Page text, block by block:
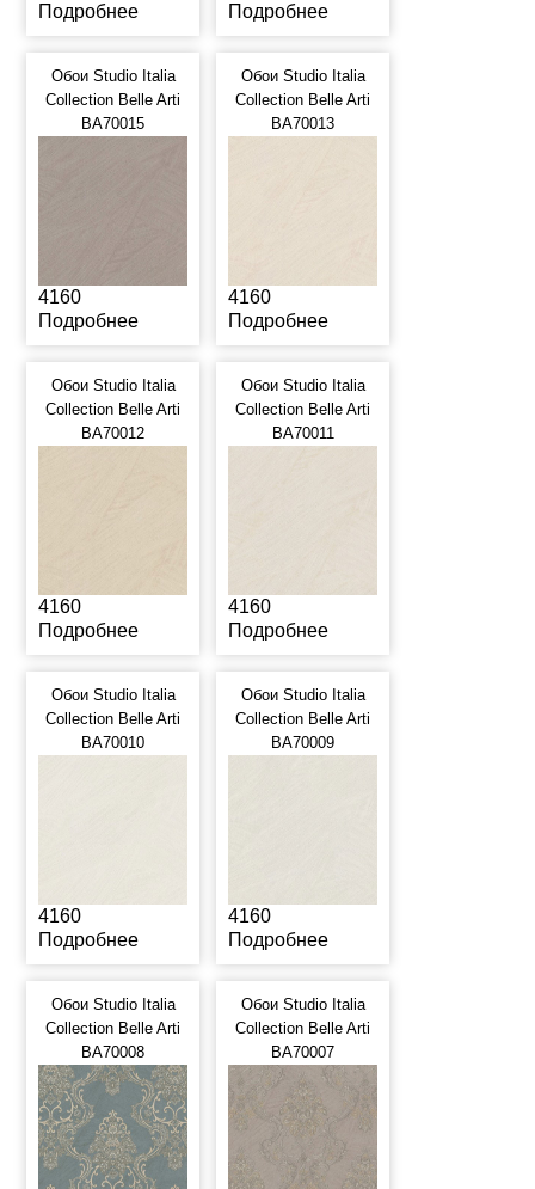
Подробнее
Подробнее
Обои Studio Italia
Collection Belle Arti
BA70015
4160
Подробнее
Обои Studio Italia
Collection Belle Arti
BA70013
4160
Подробнее
Обои Studio Italia
Collection Belle Arti
BA70012
4160
Подробнее
Обои Studio Italia
Collection Belle Arti
BA70011
4160
Подробнее
Обои Studio Italia
Collection Belle Arti
BA70010
4160
Подробнее
Обои Studio Italia
Collection Belle Arti
BA70009
4160
Подробнее
Обои Studio Italia
Collection Belle Arti
BA70008
Обои Studio Italia
Collection Belle Arti
BA70007